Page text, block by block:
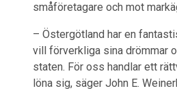
småföretagare och mot
– Östergötland har en
vill förverkliga sina drömmar
staten. För oss handlar ett
löna sig, säger John E.